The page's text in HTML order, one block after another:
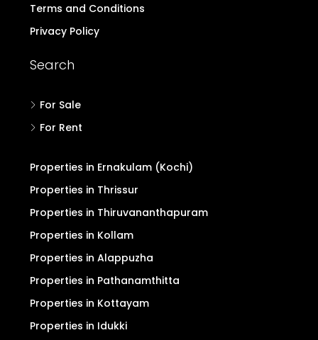
Terms and Conditions
Privacy Policy
Search
For Sale
For Rent
Properties in Ernakulam (Kochi)
Properties in Thrissur
Properties in Thiruvananthapuram
Properties in Kollam
Properties in Alappuzha
Properties in Pathanamthitta
Properties in Kottayam
Properties in Idukki